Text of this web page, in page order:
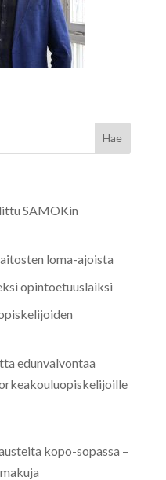
SAMOKin
loma-ajoista
opintoetuuslaiksi
edunvalvontaa
kopo-sopassa –